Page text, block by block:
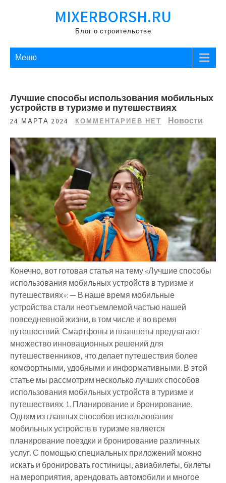
MIXERBORSH.RU
Блог о строительстве
Меню
Лучшие способы использования мобильных
устройств в туризме и путешествиях
24 МАРТА 2024 КОММЕНТАРИЕВ НЕТ Новости
Конечно, вот готовая статья на тему «Лучшие способы
использования мобильных устройств в туризме и
путешествиях»: — В наше время мобильные
устройства стали неотъемлемой частью нашей
повседневной жизни, в том числе и во время
путешествий. Смартфоны и планшеты предлагают
множество инновационных решений для
путешественников, что делает путешествия более
комфортными, удобными и информативными. В этой
статье мы рассмотрим несколько лучших способов
использования мобильных устройств в туризме и
путешествиях. 1. Планирование и бронирование.
Одним из главных способов использования
мобильных устройств в туризме является
планирование поездки и бронирование различных
услуг. С помощью специальных приложений можно
искать и бронировать гостиницы, авиабилеты, билеты
на мероприятия, арендовать автомобили и многое